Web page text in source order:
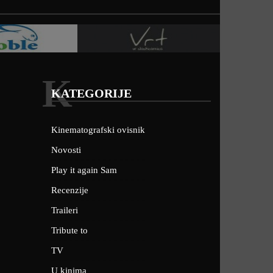
KATEGORIJE
K
Kinematografski ovisnik
Novosti
Play it again Sam
Recenzije
Traileri
Tribute to
TV
U kinima